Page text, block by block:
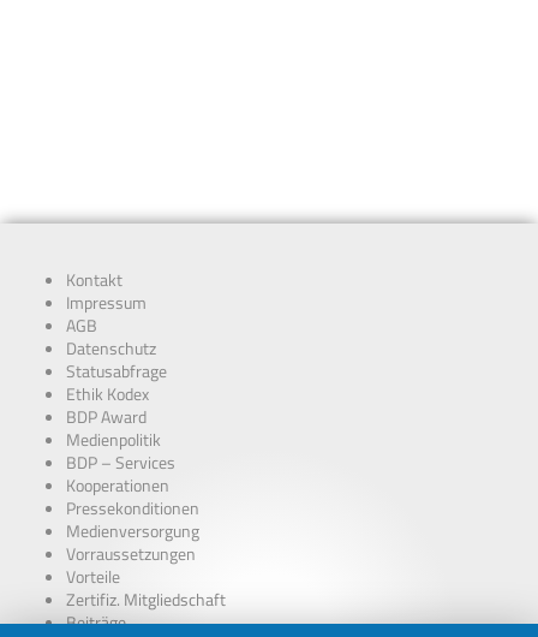
Kontakt
Impressum
AGB
Datenschutz
Statusabfrage
Ethik Kodex
BDP Award
Medienpolitik
BDP – Services
Kooperationen
Pressekonditionen
Medienversorgung
Vorraussetzungen
Vorteile
Zertifiz. Mitgliedschaft
Beiträge